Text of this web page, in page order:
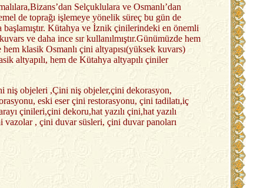
Selçuklulara ve Osmanlı’dan
de toprağı işlemeye yönelik süreç bu gün de
Kütahya ve İznik çinilerindeki en önemli
ve daha ince sır kullanılmıştır.Günümüzde hem
klasik Osmanlı çini altyapısı(yüksek kuvars)
altyapılı, hem de Kütahya altyapılı çiniler
niş objeleri ,Çini niş objeler,çini dekorasyon,
eski eser çini restorasyonu, çini tadilatı,iç
çinileri,çini dekoru,hat yazılı çini,hat yazılı
vazolar , çini duvar süsleri, çini duvar panoları